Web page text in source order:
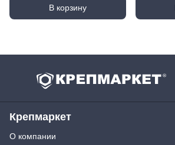
В корзину
Крепмаркет
О компании